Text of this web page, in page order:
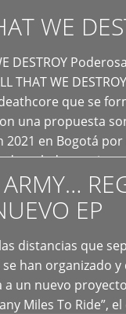
WE
DESTROY
THAT WE
que se
una propuesta
2021 en Bogotá
demoledores,
creando […]
EP
distancias que
se han organizado
a un nuevo
Miles To Ride”,